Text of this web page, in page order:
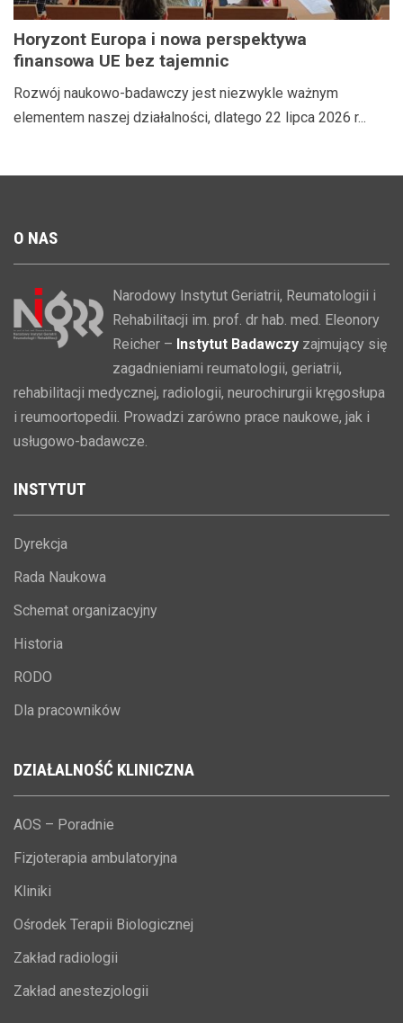
Horyzont Europa i nowa perspektywa
finansowa UE bez tajemnic
Rozwój naukowo-badawczy jest niezwykle ważnym
elementem naszej działalności, dlatego 22 lipca 2026 r...
O NAS
Narodowy Instytut Geriatrii, Reumatologii i
Rehabilitacji im. prof. dr hab. med. Eleonory
Reicher – Instytut Badawczy zajmujący się
zagadnieniami reumatologii, geriatrii,
rehabilitacji medycznej, radiologii, neurochirurgii kręgosłupa
i reumoortopedii. Prowadzi zarówno prace naukowe, jak i
usługowo-badawcze.
INSTYTUT
Dyrekcja
Rada Naukowa
Schemat organizacyjny
Historia
RODO
Dla pracowników
DZIAŁALNOŚĆ KLINICZNA
AOS – Poradnie
Fizjoterapia ambulatoryjna
Kliniki
Ośrodek Terapii Biologicznej
Zakład radiologii
Zakład anestezjologii